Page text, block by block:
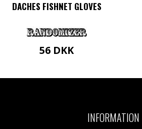
DACHES FISHNET GLOVES
56 DKK
INFORMATION